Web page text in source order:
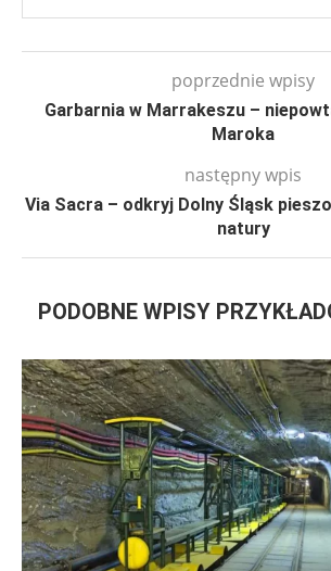
poprzednie wpisy
Garbarnia w Marrakeszu –
Maroka
następny wpis
Via Sacra – odkryj Dolny Śląsk
natury
PODOBNE WPISY